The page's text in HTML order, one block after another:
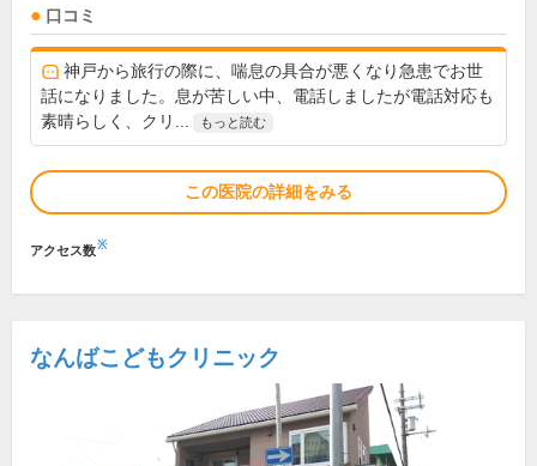
口コミ
神戸から旅行の際に、喘息の具合が悪くなり急患でお世
話になりました。息が苦しい中、電話しましたが電話対応も
素晴らしく、クリ...
もっと読む
この医院の詳細をみる
アクセス数※
なんばこどもクリニック